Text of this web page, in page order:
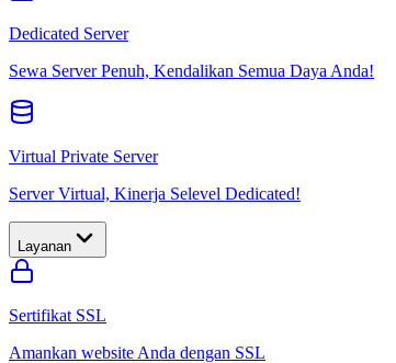
Dedicated Server
Sewa Server Penuh, Kendalikan Semua Daya Anda!
Virtual Private Server
Server Virtual, Kinerja Selevel Dedicated!
Layanan
Sertifikat SSL
Amankan website Anda dengan SSL